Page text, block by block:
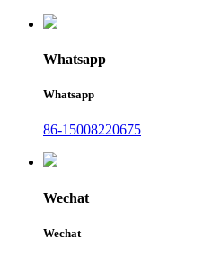
Whatsapp
Whatsapp
86-15008220675
Wechat
Wechat